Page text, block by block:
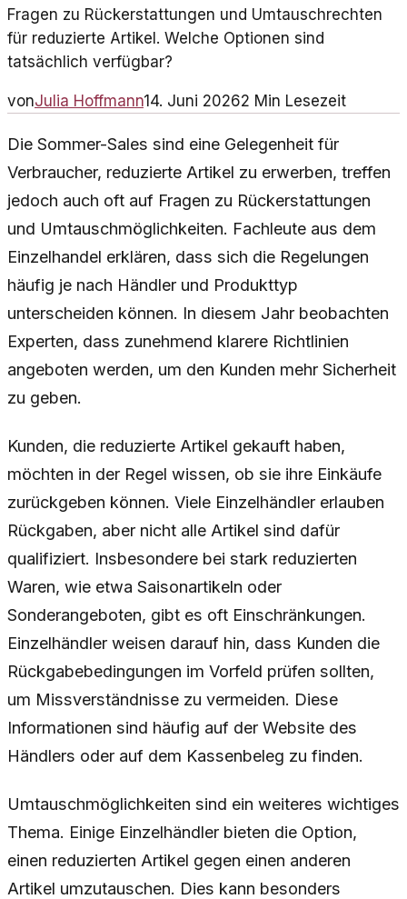
Fragen zu Rückerstattungen und Umtauschrechten
für reduzierte Artikel. Welche Optionen sind
tatsächlich verfügbar?
vonJulia Hoffmann14. Juni 20262 Min Lesezeit
Die Sommer-Sales sind eine Gelegenheit für
Verbraucher, reduzierte Artikel zu erwerben, treffen
jedoch auch oft auf Fragen zu Rückerstattungen
und Umtauschmöglichkeiten. Fachleute aus dem
Einzelhandel erklären, dass sich die Regelungen
häufig je nach Händler und Produkttyp
unterscheiden können. In diesem Jahr beobachten
Experten, dass zunehmend klarere Richtlinien
angeboten werden, um den Kunden mehr Sicherheit
zu geben.
Kunden, die reduzierte Artikel gekauft haben,
möchten in der Regel wissen, ob sie ihre Einkäufe
zurückgeben können. Viele Einzelhändler erlauben
Rückgaben, aber nicht alle Artikel sind dafür
qualifiziert. Insbesondere bei stark reduzierten
Waren, wie etwa Saisonartikeln oder
Sonderangeboten, gibt es oft Einschränkungen.
Einzelhändler weisen darauf hin, dass Kunden die
Rückgabebedingungen im Vorfeld prüfen sollten,
um Missverständnisse zu vermeiden. Diese
Informationen sind häufig auf der Website des
Händlers oder auf dem Kassenbeleg zu finden.
Umtauschmöglichkeiten sind ein weiteres wichtiges
Thema. Einige Einzelhändler bieten die Option,
einen reduzierten Artikel gegen einen anderen
Artikel umzutauschen. Dies kann besonders